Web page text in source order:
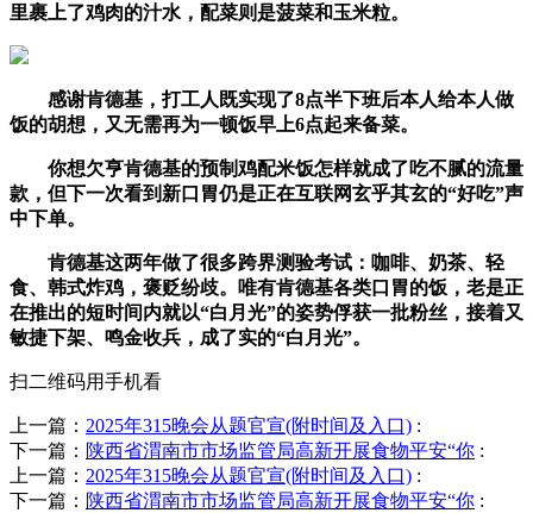
里裹上了鸡肉的汁水，配菜则是菠菜和玉米粒。
感谢肯德基，打工人既实现了8点半下班后本人给本人做
饭的胡想，又无需再为一顿饭早上6点起来备菜。
你想欠亨肯德基的预制鸡配米饭怎样就成了吃不腻的流量
款，但下一次看到新口胃仍是正在互联网玄乎其玄的“好吃”声
中下单。
肯德基这两年做了很多跨界测验考试：咖啡、奶茶、轻
食、韩式炸鸡，褒贬纷歧。唯有肯德基各类口胃的饭，老是正
在推出的短时间内就以“白月光”的姿势俘获一批粉丝，接着又
敏捷下架、鸣金收兵，成了实的“白月光”。
扫二维码用手机看
上一篇： 2025年315晚会从题官宣(附时间及入口) :
下一篇： 陕西省渭南市市场监管局高新开展食物平安“你 :
上一篇： 2025年315晚会从题官宣(附时间及入口) :
下一篇： 陕西省渭南市市场监管局高新开展食物平安“你 :